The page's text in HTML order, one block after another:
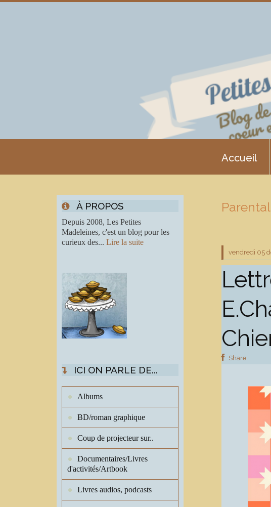
Accueil
À PROPOS
Depuis 2008, Les Petites
Madeleines, c'est un blog pour les
curieux des... Lire la suite
ICI ON PARLE DE...
Albums
BD/roman graphique
Coup de projecteur sur..
Documentaires/Livres
d'activités/Artbook
Livres audios, podcasts
vendredi 05
Share